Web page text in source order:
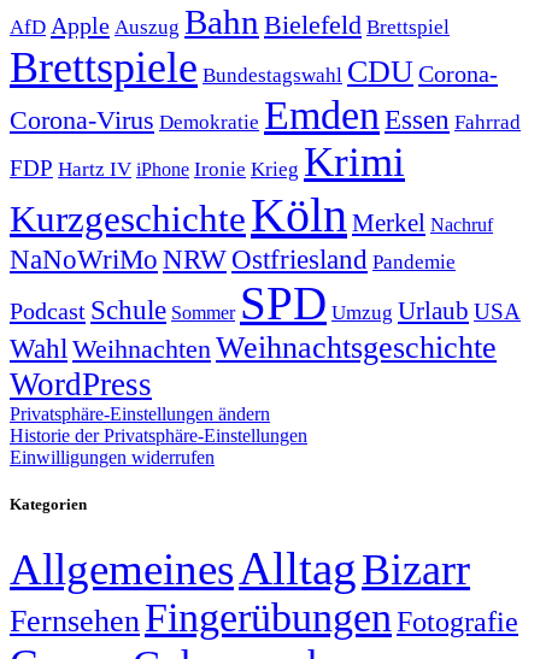
AfD Apple Auszug Bahn Bielefeld Brettspiel
Brettspiele Bundestagswahl CDUCorona-
Corona-Virus Demokratie Emden Essen Fahrrad
FDP Hartz IV iPhone Ironie Krieg Krimi
KurzgeschichteKöln Merkel Nachruf
NaNoWriMo NRWOstfriesland Pandemie
Podcast Schule Sommer SPD Umzug Urlaub USA
Wahl Weihnachten Weihnachtsgeschichte
WordPress
Privatsphäre-Einstellungen ändern
Historie der Privatsphäre-Einstellungen
Einwilligungen widerrufen
Kategorien
AllgemeinesAlltagBizarr
FernsehenFingerübungen Fotografie